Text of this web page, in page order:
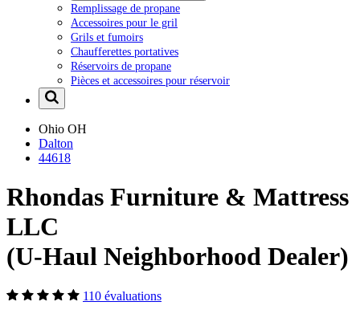
Remplissage de propane
Accessoires pour le gril
Grils et fumoirs
Chaufferettes portatives
Réservoirs de propane
Pièces et accessoires pour réservoir
Ohio OH
Dalton
44618
Rhondas Furniture & Mattress
LLC
(U-Haul Neighborhood Dealer)
110 évaluations